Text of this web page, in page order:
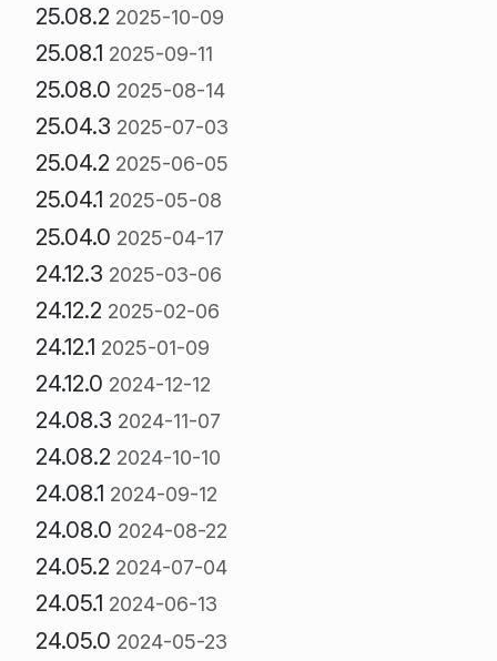
25.08.2 2025-10-09
25.08.1 2025-09-11
25.08.0 2025-08-14
25.04.3 2025-07-03
25.04.2 2025-06-05
25.04.1 2025-05-08
25.04.0 2025-04-17
24.12.3 2025-03-06
24.12.2 2025-02-06
24.12.1 2025-01-09
24.12.0 2024-12-12
24.08.3 2024-11-07
24.08.2 2024-10-10
24.08.1 2024-09-12
24.08.0 2024-08-22
24.05.2 2024-07-04
24.05.1 2024-06-13
24.05.0 2024-05-23